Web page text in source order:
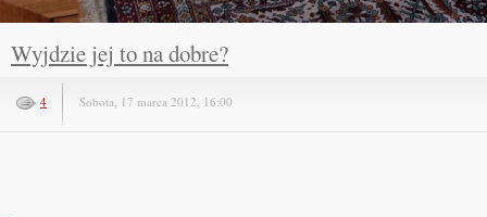
Wyjdzie jej to na dobre?
4 Sobota, 17 marca 2012, 16:00